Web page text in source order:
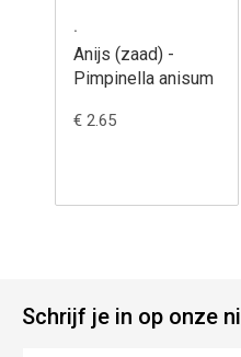
.
Anijs (zaad) -
Pimpinella anisum
€ 2.65
Schrijf je in op onze